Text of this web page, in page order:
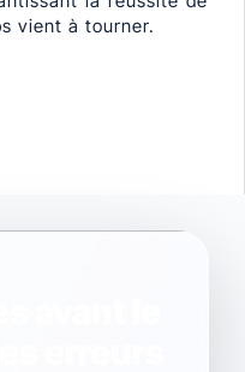
vient à tourner.